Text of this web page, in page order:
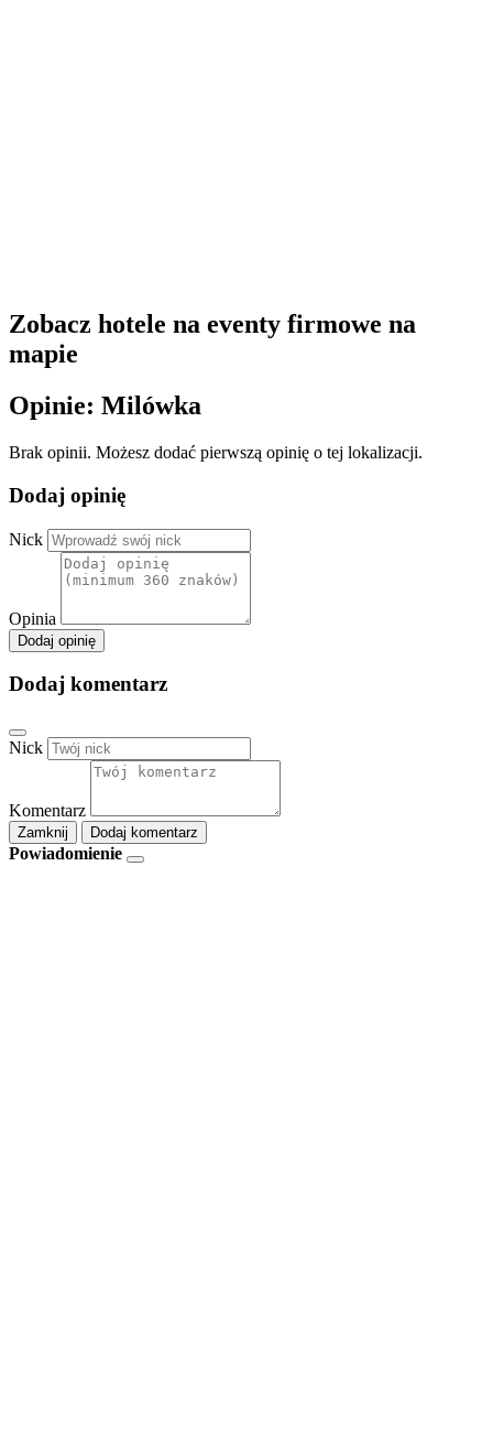
Zobacz hotele na eventy firmowe na
mapie
Opinie: Milówka
Brak opinii. Możesz dodać pierwszą opinię o tej lokalizacji.
Dodaj opinię
Nick
Opinia
Dodaj opinię
Dodaj komentarz
Nick
Komentarz
Zamknij Dodaj komentarz
Powiadomienie